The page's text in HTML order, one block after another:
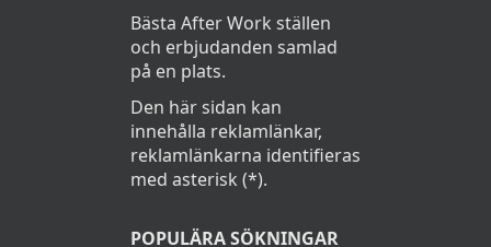
Vad kostar en afterwork i Vadstena?
En afterwork kostar cirka 120Kr i Vadstena.
Startsida > Vadstena